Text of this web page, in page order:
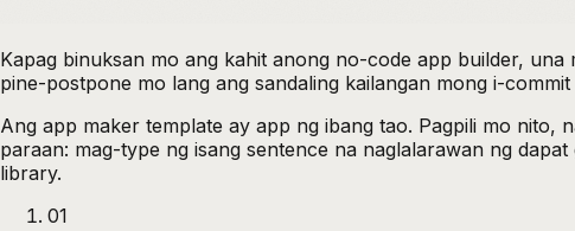
Kapag binuksan mo ang kahit anong no-code app builder,
pine-postpone mo lang ang sandaling kailangan mong i-commit
Ang app maker template ay app ng ibang tao. Pagpili mo nito,
paraan: mag-type ng isang sentence na naglalarawan ng
library.
01